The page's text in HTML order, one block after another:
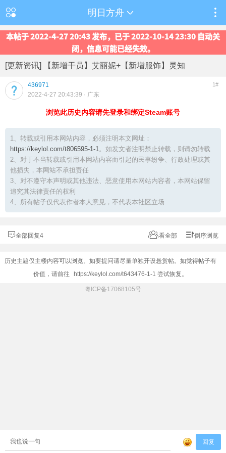
明日方舟
本帖于 2022-4-27 20:43 发布，已于 2022-10-14 23:30 自动关
闭，信息可能已经失效。
[更新资讯] 【新增干员】艾丽妮+【新增服饰】灵知
436971 1#
2022-4-27 20:43:39 · 广东
浏览此历史内容请先登录和绑定Steam账号
1、转载或引用本网站内容，必须注明本文网址：
https://keylol.com/t806595-1-1。如发文者注明禁止转载，则请勿转载
2、对于不当转载或引用本网站内容而引起的民事纷争、行政处理或其
他损失，本网站不承担责任
3、对不遵守本声明或其他违法、恶意使用本网站内容者，本网站保留
追究其法律责任的权利
4、所有帖子仅代表作者本人意见，不代表本社区立场
全部回复4 看全部 倒序浏览
历史主题仅主楼内容可以浏览。如要提问请尽量单独开设悬赏帖。如觉得帖子有
价值，请前往
https://keylol.com/t643476-1-1 尝试恢复。
粤ICP备17068105号